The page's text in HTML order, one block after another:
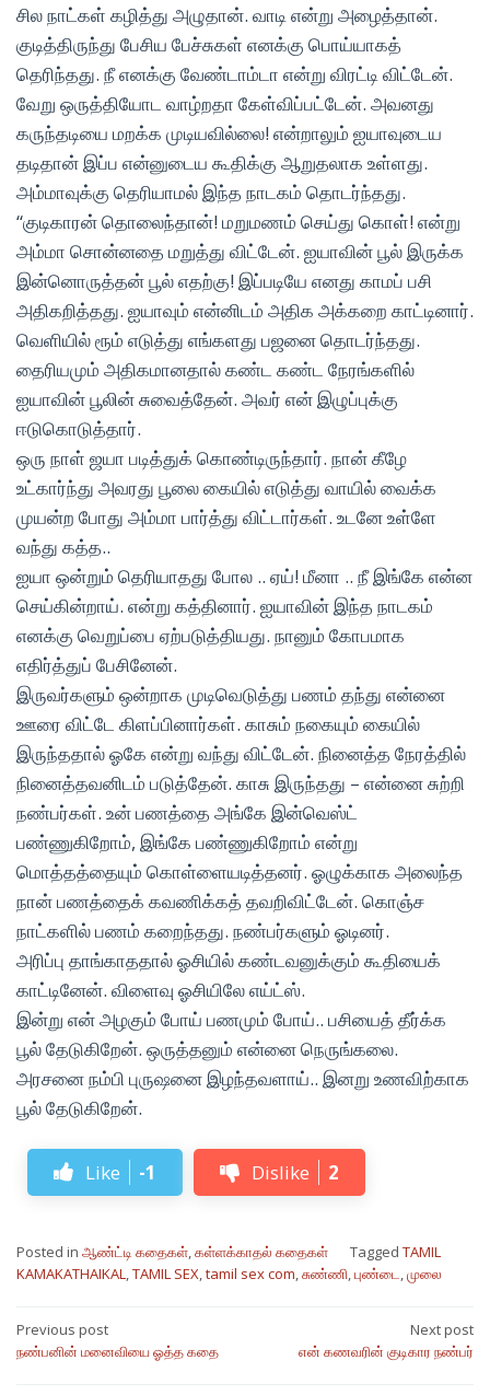
சில நாட்கள் கழித்து அழுதான். வாடி என்று அழைத்தான்.
குடித்திருந்து பேசிய பேச்சுகள் எனக்கு பொய்யாகத்
தெரிந்தது. நீ எனக்கு வேண்டாம்டா என்று விரட்டி விட்டேன்.
வேறு ஒருத்தியோட வாழ்றதா கேள்விப்பட்டேன். அவனது
கருந்தடியை மறக்க முடியவில்லை! என்றாலும் ஐயாவுடைய
தடிதான் இப்ப என்னுடைய கூதிக்கு ஆறுதலாக உள்ளது.
அம்மாவுக்கு தெரியாமல் இந்த நாடகம் தொடர்ந்தது.
“குடிகாரன் தொலைந்தான்! மறுமணம் செய்து கொள்! என்று
அம்மா சொன்னதை மறுத்து விட்டேன். ஐயாவின் பூல் இருக்க
இன்னொருத்தன் பூல் எதற்கு! இப்படியே எனது காமப் பசி
அதிகறித்தது. ஐயாவும் என்னிடம் அதிக அக்கறை காட்டினார்.
வெளியில் ரூம் எடுத்து எங்களது பஜனை தொடர்ந்தது.
தைரியமும் அதிகமானதால் கண்ட கண்ட நேரங்களில்
ஐயாவின் பூலின் சுவைத்தேன். அவர் என் இழுப்புக்கு
ஈடுகொடுத்தார்.
ஒரு நாள் ஜயா படித்துக் கொண்டிருந்தார். நான் கீழே
உட்கார்ந்து அவரது பூலை கையில் எடுத்து வாயில் வைக்க
முயன்ற போது அம்மா பார்த்து விட்டார்கள். உடனே உள்ளே
வந்து கத்த..
ஐயா ஒன்றும் தெரியாதது போல .. ஏய்! மீனா .. நீ இங்கே என்ன
செய்கின்றாய். என்று கத்தினார். ஐயாவின் இந்த நாடகம்
எனக்கு வெறுப்பை ஏற்படுத்தியது. நானும் கோபமாக
எதிர்த்துப் பேசினேன்.
இருவர்களும் ஒன்றாக முடிவெடுத்து பணம் தந்து என்னை
ஊரை விட்டே கிளப்பினார்கள். காசும் நகையும் கையில்
இருந்ததால் ஓகே என்று வந்து விட்டேன். நினைத்த நேரத்தில்
நினைத்தவனிடம் படுத்தேன். காசு இருந்தது – என்னை சுற்றி
நண்பர்கள். உன் பணத்தை அங்கே இன்வெஸ்ட்
பண்ணுகிறோம், இங்கே பண்ணுகிறோம் என்று
மொத்தத்தையும் கொள்ளையடித்தனர். ஓழுக்காக அலைந்த
நான் பணத்தைக் கவணிக்கத் தவறிவிட்டேன். கொஞ்ச
நாட்களில் பணம் கறைந்தது. நண்பர்களும் ஓடினர்.
அரிப்பு தாங்காததால் ஓசியில் கண்டவனுக்கும் கூதியைக்
காட்டினேன். விளைவு ஓசியிலே எய்ட்ஸ்.
இன்று என் அழகும் போய் பணமும் போய்.. பசியைத் தீர்க்க
பூல் தேடுகிறேன். ஒருத்தனும் என்னை நெருங்கலை.
அரசனை நம்பி புருஷனை இழந்தவளாய்.. இனறு உணவிற்காக
பூல் தேடுகிறேன்.
Like -1 Dislike 2
Posted in ஆண்ட்டி கதைகள்,கள்ளக்காதல் கதைகள் Tagged TAMIL
KAMAKATHAIKAL,TAMIL SEX,tamil sex com,சுண்ணி,புண்டை,முலை
Post
navigation
Previous post
நண்பனின் மனைவியை ஓத்த கதை
Next post
என் கணவரின் குடிகார நண்பர்